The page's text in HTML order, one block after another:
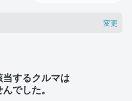
変更
するクルマは
でした。